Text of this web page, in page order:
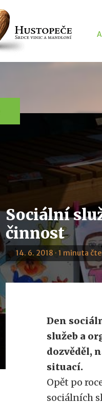
Sociální
činnost
14. 6. 2018 · 1 minuta
Den
služeb a
dozvěděl,
situací.
Opět po
sociálních